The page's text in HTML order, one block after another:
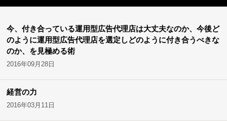
今、付き合っている運用型広告代理店は大丈夫なのか、今後ど
のように運用型広告代理店を選定しどのように付き合うべきな
のか、を見極める術
2016年09月28日
経営の力
2016年03月11日